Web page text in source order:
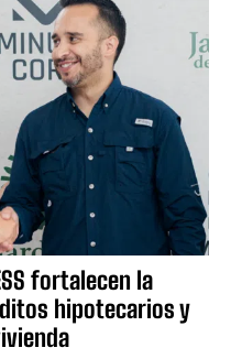
fortalecen la
hipotecarios y